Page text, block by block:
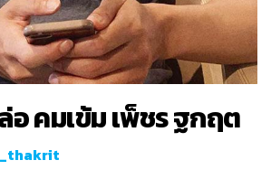
อ คมเข้ม เพ็ชร ฐกฤต